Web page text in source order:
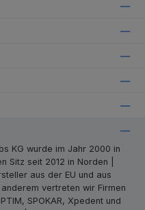
KG wurde im Jahr 2000 in
Sitz seit 2012 in Norden |
aus der EU und aus
vertreten wir Firmen
SPOKAR, Xpedent und